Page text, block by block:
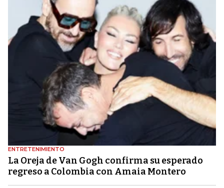
ENTRETENIMIENTO
La Oreja de Van Gogh confirma su esperado
regreso a Colombia con Amaia Montero